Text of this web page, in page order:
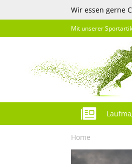
Wir essen gerne
Mit unserer
Home